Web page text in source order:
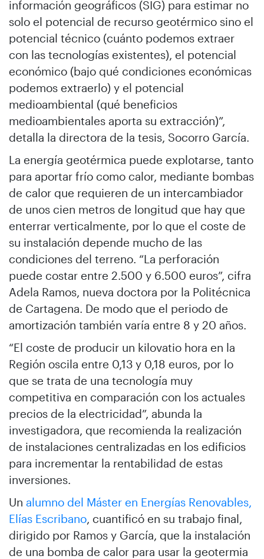
información geográficos (SIG) para estimar no
solo el potencial de recurso geotérmico sino el
potencial técnico (cuánto podemos extraer
con las tecnologías existentes), el potencial
económico (bajo qué condiciones económicas
podemos extraerlo) y el potencial
medioambiental (qué beneficios
medioambientales aporta su extracción)”,
detalla la directora de la tesis, Socorro García.
La energía geotérmica puede explotarse, tanto
para aportar frío como calor, mediante bombas
de calor que requieren de un intercambiador
de unos cien metros de longitud que hay que
enterrar verticalmente, por lo que el coste de
su instalación depende mucho de las
condiciones del terreno. “La perforación
puede costar entre 2.500 y 6.500 euros”, cifra
Adela Ramos, nueva doctora por la Politécnica
de Cartagena. De modo que el periodo de
amortización también varía entre 8 y 20 años.
“El coste de producir un kilovatio hora en la
Región oscila entre 0,13 y 0,18 euros, por lo
que se trata de una tecnología muy
competitiva en comparación con los actuales
precios de la electricidad”, abunda la
investigadora, que recomienda la realización
de instalaciones centralizadas en los edificios
para incrementar la rentabilidad de estas
inversiones.
Un alumno del Máster en Energías Renovables,
Elías Escribano, cuantificó en su trabajo final,
dirigido por Ramos y García, que la instalación
de una bomba de calor para usar la geotermia